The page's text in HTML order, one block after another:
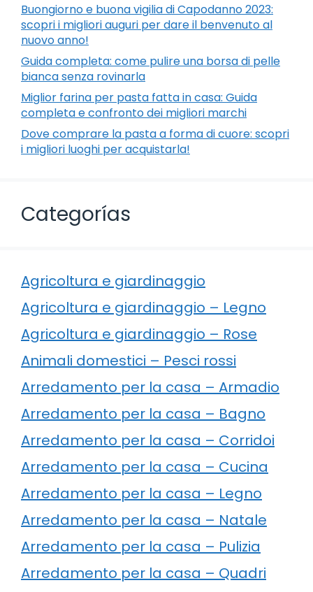
Buongiorno e buona vigilia di Capodanno 2023:
scopri i migliori auguri per dare il benvenuto al
nuovo anno!
Guida completa: come pulire una borsa di pelle
bianca senza rovinarla
Miglior farina per pasta fatta in casa: Guida
completa e confronto dei migliori marchi
Dove comprare la pasta a forma di cuore: scopri
i migliori luoghi per acquistarla!
Categorías
Agricoltura e giardinaggio
Agricoltura e giardinaggio – Legno
Agricoltura e giardinaggio – Rose
Animali domestici – Pesci rossi
Arredamento per la casa – Armadio
Arredamento per la casa – Bagno
Arredamento per la casa – Corridoi
Arredamento per la casa – Cucina
Arredamento per la casa – Legno
Arredamento per la casa – Natale
Arredamento per la casa – Pulizia
Arredamento per la casa – Quadri